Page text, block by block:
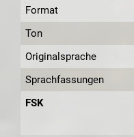
Format
Ton
Originalsprache
Sprachfassungen
FSK